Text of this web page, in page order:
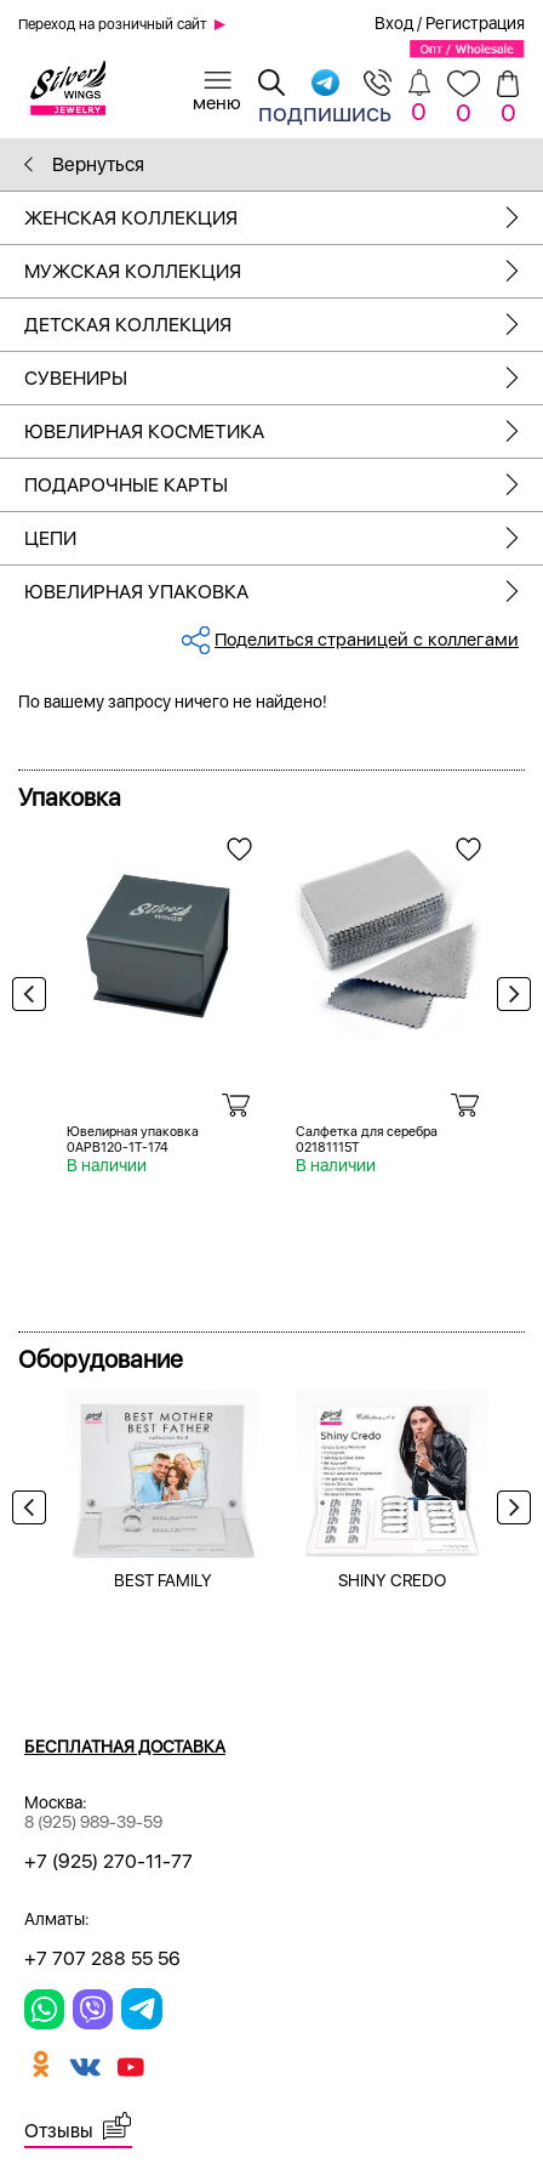
Переход на розничный сайт Вход / Регистрация
подпишись 0 0 0
Вернуться
ЖЕНСКАЯ КОЛЛЕКЦИЯ
МУЖСКАЯ КОЛЛЕКЦИЯ
ДЕТСКАЯ КОЛЛЕКЦИЯ
СУВЕНИРЫ
ЮВЕЛИРНАЯ КОСМЕТИКА
ПОДАРОЧНЫЕ КАРТЫ
ЦЕПИ
ЮВЕЛИРНАЯ УПАКОВКА
Поделиться страницей с коллегами
По вашему запросу ничего не найдено!
Упаковка
Ювелирная упаковка
0APB120-1T-174
В наличии
Салфетка для серебра
02181115T
В наличии
Оборудование
BEST FAMILY SHINY CREDO
БЕСПЛАТНАЯ ДОСТАВКА
Москва:
8 (925) 989-39-59
+7 (925) 270-11-77
Алматы:
+7 707 288 55 56
Отзывы